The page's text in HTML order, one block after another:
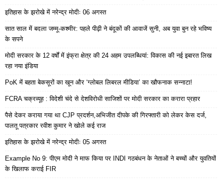
इतिहास के झरोखे में नरेन्द्र मोदीः 06 अगस्त
सात साल में बदला जम्मू-कश्मीर: पहले पीढ़ी ने बंदूकों की आवाजें सुनी, अब युवा बुन रहे भविष्य
के सपने
मोदी सरकार के 12 वर्षों में इंफ्रा क्षेत्र की 24 अहम उपलब्धियां: विकास की नई इबारत लिख
रहा नया इंडिया
PoK में बहता बेकसूरों का खून और ‘ग्लोबल लिबरल मीडिया’ का खौफनाक सन्नाटा!
FCRA चक्रव्यूह : विदेशी चंदे से देशविरोधी साजिशों पर मोदी सरकार का करारा प्रहार
पैसे देकर कराया गया था CJP प्रदर्शन,अभिजीत दीपके की गिरफ्तारी को लेकर केस दर्ज,
पालतू पत्रकार रवीश कुमार ने खोले कई राज
इतिहास के झरोखे में नरेन्द्र मोदीः 05 अगस्त
Example No 9: पीएम मोदी ने माफ किया पर INDI गठबंधन के नेताओं ने बच्चों और युवतियों
के खिलाफ कराई FIR